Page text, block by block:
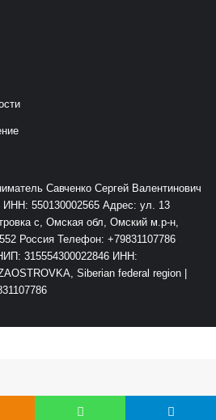
Савченко Сергей Валентинович
550130002565 Адрес: ул. 13
с, Омская обл, Омский м.р-н,
Россия Телефон: +79831107786
315554300022846 ИНН:
Siberian federal region |